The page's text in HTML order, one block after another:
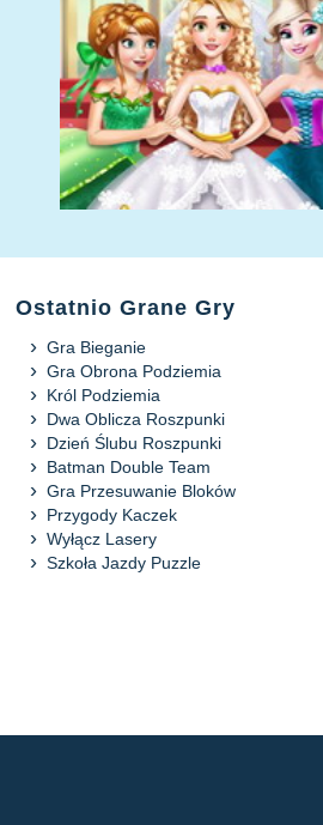
Ostatnio Grane Gry
Gra Bieganie
Gra Obrona Podziemia
Król Podziemia
Dwa Oblicza Roszpunki
Dzień Ślubu Roszpunki
Batman Double Team
Gra Przesuwanie Bloków
Przygody Kaczek
Wyłącz Lasery
Szkoła Jazdy Puzzle